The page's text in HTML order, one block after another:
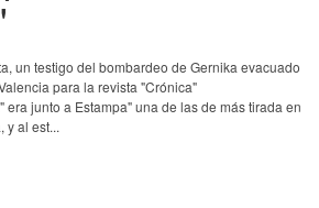
era junto a Estampa" una de las de más tirada en
y al est...